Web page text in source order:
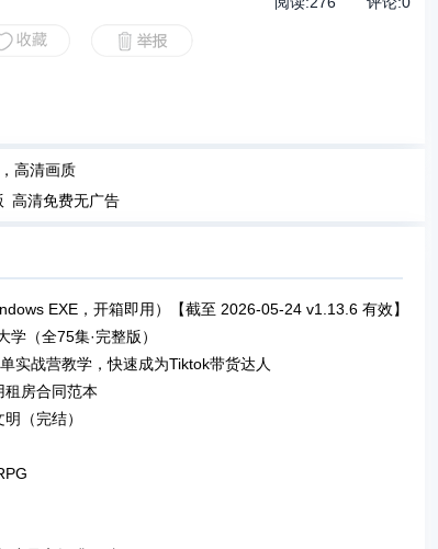
高清画质
高清免费无广告
EXE，开箱即用）【截至 2026-05-24 v1.13.6 有效】
（全75集·完整版）
实战营教学，快速成为Tiktok带货达人
租房合同范本
（完结）